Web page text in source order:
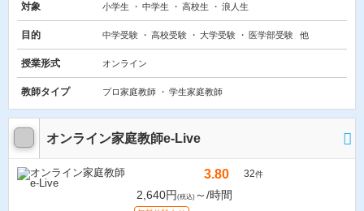
対象 小学生 中学生 高校生 浪人生
目的 中学受験 高校受験 大学受験 医学部受験 他
授業形式 オンライン
教師タイプ プロ家庭教師 学生家庭教師
オンライン家庭教師e-Live
3.80 32件
2,640円 (税込) ～/時間